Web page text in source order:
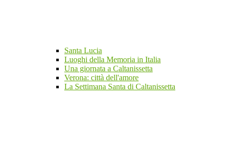
Santa Lucia
Luoghi della Memoria in Italia
Una giornata a Caltanissetta
Verona: città dell'amore
La Settimana Santa di Caltanissetta